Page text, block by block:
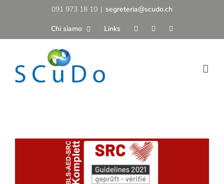
091 973 18 10 | segreteria@scudo.ch
Chi siamo Links